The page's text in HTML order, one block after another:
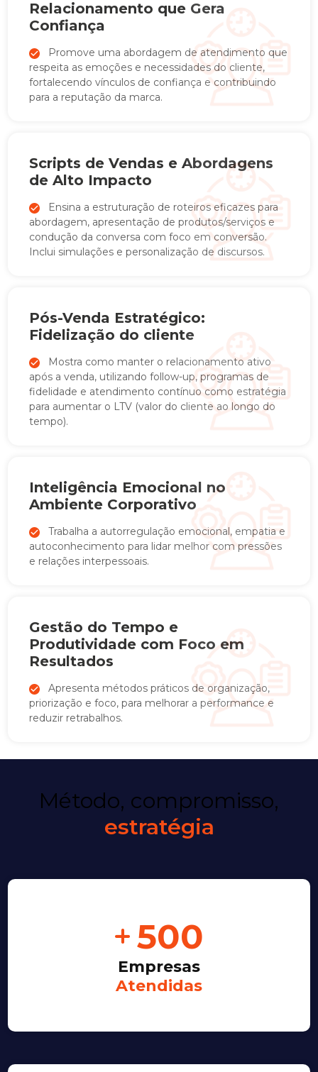
Relacionamento que Gera
Confiança
Promove uma abordagem de atendimento que
respeita as emoções e necessidades do cliente,
fortalecendo vínculos de confiança e contribuindo
para a reputação da marca.
Scripts de Vendas e Abordagens
de Alto Impacto
Ensina a estruturação de roteiros eficazes para
abordagem, apresentação de produtos/serviços e
condução da conversa com foco em conversão.
Inclui simulações e personalização de discursos.
Pós-Venda Estratégico:
Fidelização do cliente
Mostra como manter o relacionamento ativo
após a venda, utilizando follow-up, programas de
fidelidade e atendimento contínuo como estratégia
para aumentar o LTV (valor do cliente ao longo do
tempo).
Inteligência Emocional no
Ambiente Corporativo
Trabalha a autorregulação emocional, empatia e
autoconhecimento para lidar melhor com pressões
e relações interpessoais.
Gestão do Tempo e
Produtividade com Foco em
Resultados
Apresenta métodos práticos de organização,
priorização e foco, para melhorar a performance e
reduzir retrabalhos.
Método, compromisso,
estratégia
500
Empresas
Atendidas